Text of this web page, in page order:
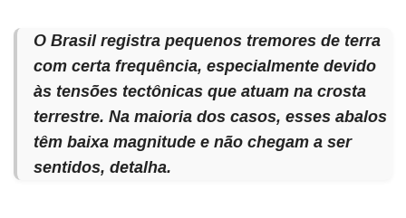
O Brasil registra pequenos tremores de terra
com certa frequência, especialmente devido
às tensões tectônicas que atuam na crosta
terrestre. Na maioria dos casos, esses abalos
têm baixa magnitude e não chegam a ser
sentidos, detalha.